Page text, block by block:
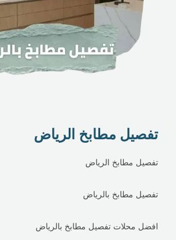
تفصيل مطابخ الرياض
تفصيل مطابخ الرياض
تفصيل مطابخ بالرياض
افضل محلات تفصيل مطابخ بالرياض